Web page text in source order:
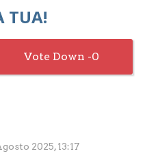
TUA!
0
2025, 13:17